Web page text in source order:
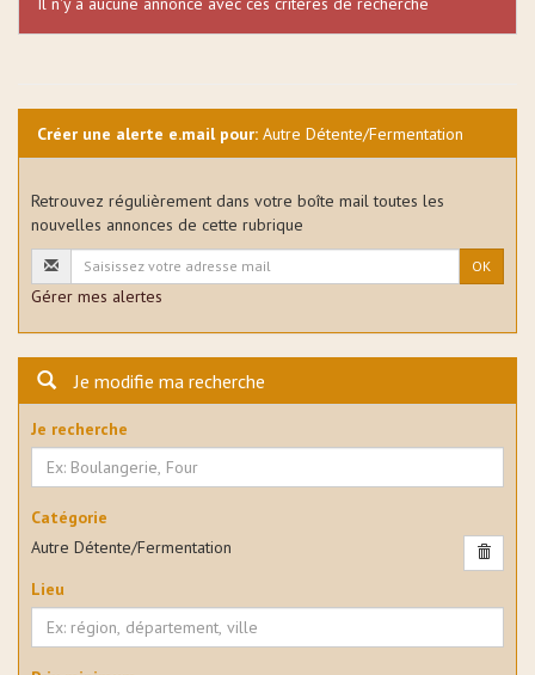
Créer une alerte e.mail pour: Autre Détente/Fermentation
Retrouvez régulièrement dans votre boîte mail toutes les
nouvelles annonces de cette rubrique
OK
Gérer mes alertes
Je modifie ma recherche
Je recherche
Catégorie
Autre Détente/Fermentation
Lieu